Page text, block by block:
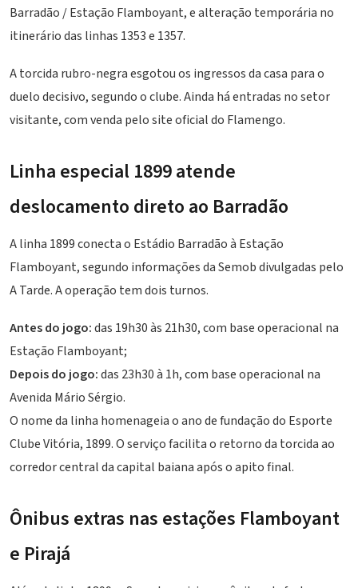
Barradão / Estação Flamboyant, e alteração temporária no
itinerário das linhas 1353 e 1357.
A torcida rubro-negra esgotou os ingressos da casa para o
duelo decisivo, segundo o clube. Ainda há entradas no setor
visitante, com venda pelo site oficial do Flamengo.
Linha especial 1899 atende
deslocamento direto ao Barradão
A linha 1899 conecta o Estádio Barradão à Estação
Flamboyant, segundo informações da Semob divulgadas pelo
A Tarde. A operação tem dois turnos.
Antes do jogo:das 19h30 às 21h30, com base operacional na
Estação Flamboyant;
Depois do jogo:das 23h30 à 1h, com base operacional na
Avenida Mário Sérgio.
O nome da linha homenageia o ano de fundação do Esporte
Clube Vitória, 1899. O serviço facilita o retorno da torcida ao
corredor central da capital baiana após o apito final.
Ônibus extras nas estações Flamboyant
e Pirajá